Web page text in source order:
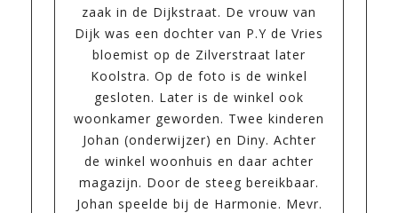
zaak in de Dijkstraat. De vrouw van
Dijk was een dochter van P.Y de Vries
bloemist op de Zilverstraat later
Koolstra. Op de foto is de winkel
gesloten. Later is de winkel ook
woonkamer geworden. Twee kinderen
Johan (onderwijzer) en Diny. Achter
de winkel woonhuis en daar achter
magazijn. Door de steeg bereikbaar.
Johan speelde bij de Harmonie. Mevr.